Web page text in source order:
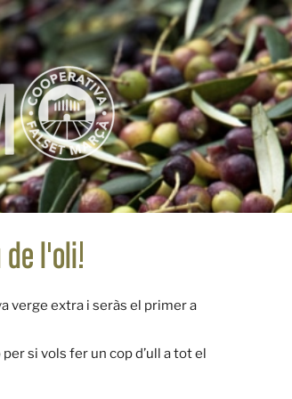
l'oli!
verge extra i seràs el primer a
si vols fer un cop d’ull a tot el